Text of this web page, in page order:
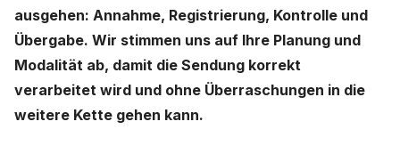
ausgehen: Annahme, Registrierung, Kontrolle und
Übergabe. Wir stimmen uns auf Ihre Planung und
Modalität ab, damit die Sendung korrekt
verarbeitet wird und ohne Überraschungen in die
weitere Kette gehen kann.
Deutschland (Deutsch)
Nederland (Nederlands)
The Netherlands (English)
United States (English)